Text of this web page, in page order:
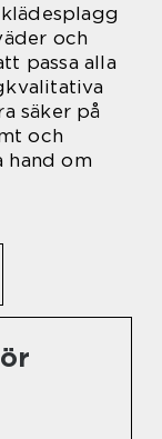
och
passa alla
säker på
och
hand om